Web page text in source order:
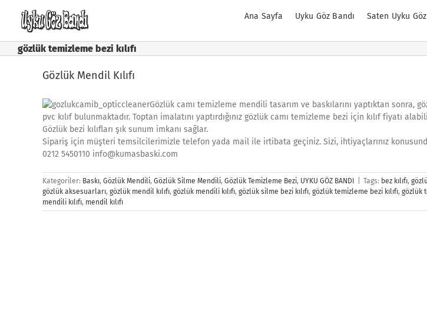
content
Ana Sayfa Uyku Göz Bandı Saten Uyku
gözlük temizleme bezi kılıfı
Gözlük Mendil Kılıfı
Gözlük camı temizleme mendili tasarım ve baskılarını yaptıktan sonra,
pvc kılıf bulunmaktadır. Toptan imalatını yaptırdığınız gözlük camı temizleme bezi için kılıf fiyatı
Gözlük bezi kılıfları şık sunum imkanı sağlar.
Sipariş için müşteri temsilcilerimizle telefon yada mail ile irtibata geçiniz. Sizi, ihtiyaçlarınız
0212 5450110 info@kumasbaski.com
Kategoriler: Baskı, Gözlük Mendili, Gözlük Silme Mendili, Gözlük Temizleme Bezi, UYKU GÖZ BANDI Tags: bez kılıfı,
gözlük aksesuarları, gözlük mendil kılıfı, gözlük mendili kılıfı, gözlük silme bezi kılıfı, gözlük temizleme bezi kılıfı, gözlük
mendili kılıfı, mendil kılıfı